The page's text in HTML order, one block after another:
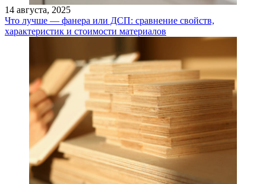
14 августа, 2025
Что лучше — фанера или ДСП: сравнение свойств,
характеристик и стоимости материалов